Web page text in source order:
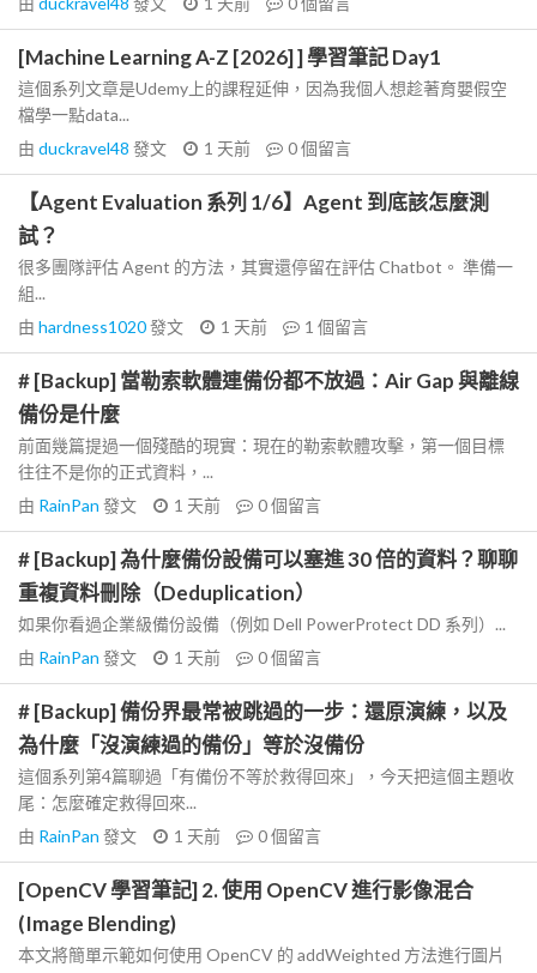
[Machine Learning A-Z [2026] ] 學習筆記 Day1
這個系列文章是Udemy上的課程延伸，因為我個人想趁著育嬰假空
檔學一點data...
由 duckravel48 發文 1 天前 0個留言
【Agent Evaluation 系列 1/6】Agent 到底該怎麼測
試？
很多團隊評估 Agent 的方法，其實還停留在評估 Chatbot。 準備一
組...
由 hardness1020發文 1 天前 1 個留言
# [Backup] 當勒索軟體連備份都不放過：Air Gap 與離線
備份是什麼
前面幾篇提過一個殘酷的現實：現在的勒索軟體攻擊，第一個目標
往往不是你的正式資料，...
由 RainPan 發文 1 天前 0個留言
# [Backup] 為什麼備份設備可以塞進 30 倍的資料？聊聊
重複資料刪除（Deduplication）
如果你看過企業級備份設備（例如 Dell PowerProtect DD 系列）...
由 RainPan 發文 1 天前 0個留言
# [Backup] 備份界最常被跳過的一步：還原演練，以及
為什麼「沒演練過的備份」等於沒備份
這個系列第4篇聊過「有備份不等於救得回來」，今天把這個主題收
尾：怎麼確定救得回來...
由 RainPan 發文 1 天前 0個留言
[OpenCV 學習筆記] 2. 使用 OpenCV 進行影像混合
(Image Blending)
本文將簡單示範如何使用 OpenCV 的 addWeighted 方法進行圖片